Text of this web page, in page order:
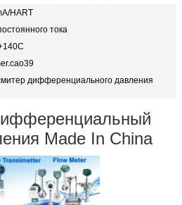
HART
тока
дифференциального давления
Made In China